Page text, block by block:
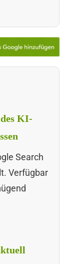
KI-
Search
Verfügbar